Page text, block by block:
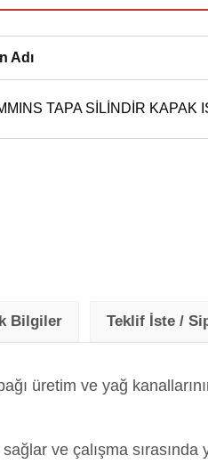
Adı
TAPA SİLİNDİR KAPAK
Bilgiler Teklif İste /
üretim ve yağ
ve çalışma sırasında